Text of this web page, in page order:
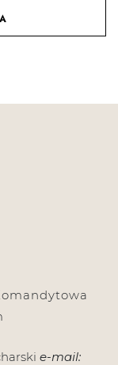
e-mail: